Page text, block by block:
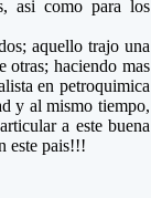
asi como para los
aquello trajo una
otras; haciendo mas
en petroquimica
y al mismo tiempo,
a este buena
este pais!!!